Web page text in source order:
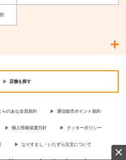
店舗を探す
らのあな会員規約 通信販売ポイント規約
個人情報保護方針 クッキーポリシー
なりすまし・いたずら注文について